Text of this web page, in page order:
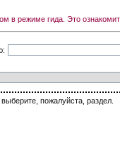
в режиме гида. Это
пожалуйста, раздел.